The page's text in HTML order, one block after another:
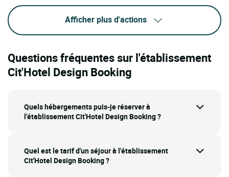
Afficher plus d'actions
Questions fréquentes sur l'établissement
Cit'Hotel Design Booking
Quels hébergements puis-je réserver à
l'établissement Cit'Hotel Design Booking ?
Quel est le tarif d'un séjour à l'établissement
Cit'Hotel Design Booking ?